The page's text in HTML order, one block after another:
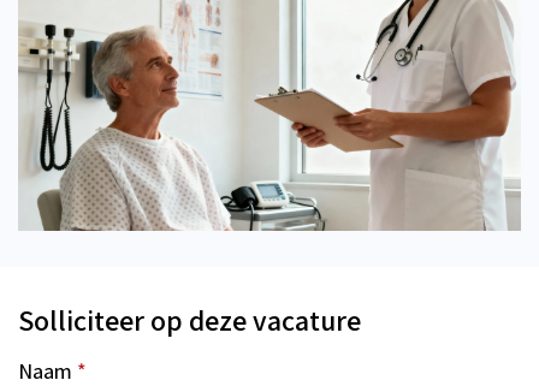
Solliciteer op deze vacature
Naam *